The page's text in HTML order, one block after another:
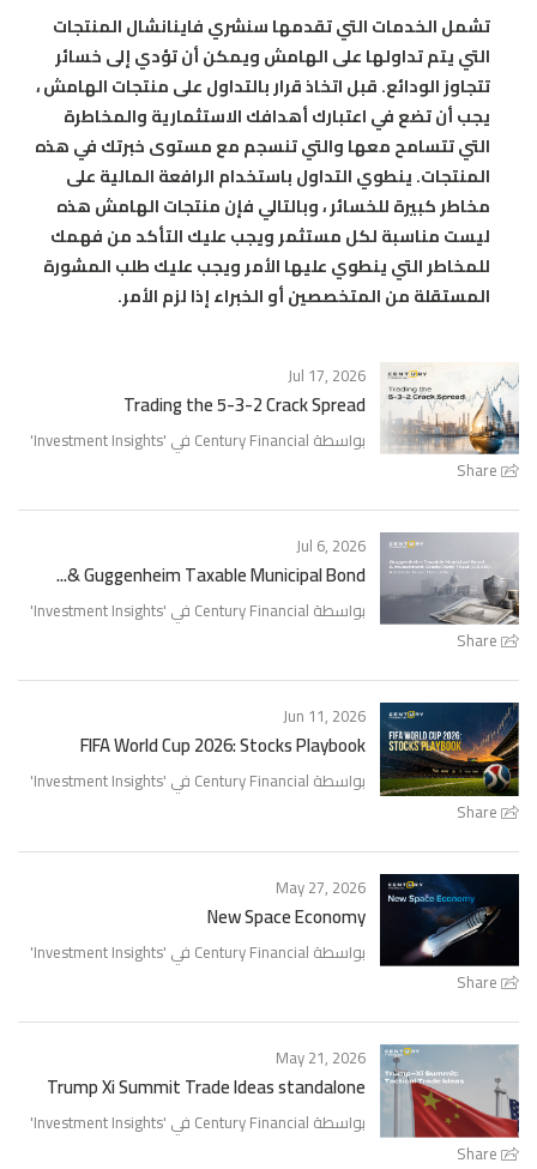
تشمل الخدمات التي تقدمها سنشري فاينانشال المنتجات
التي يتم تداولها على الهامش ويمكن أن تؤدي إلى خسائر
تتجاوز الودائع. قبل اتخاذ قرار بالتداول على منتجات الهامش ،
يجب أن تضع في اعتبارك أهدافك الاستثمارية والمخاطرة
التي تتسامح معها والتي تنسجم مع مستوى خبرتك في هذه
المنتجات. ينطوي التداول باستخدام الرافعة المالية على
مخاطر كبيرة للخسائر ، وبالتالي فإن منتجات الهامش هذه
ليست مناسبة لكل مستثمر ويجب عليك التأكد من فهمك
للمخاطر التي ينطوي عليها الأمر ويجب عليك طلب المشورة
المستقلة من المتخصصين أو الخبراء إذا لزم الأمر.
Share
Jul 17, 2026
Trading the 5-3-2 Crack Spread
بواسطة Century Financial في ' Investment Insights
'
Share
Jul 6, 2026
Guggenheim Taxable Municipal Bond &...
بواسطة Century Financial في ' Investment Insights
'
Share
Jun 11, 2026
FIFA World Cup 2026: Stocks Playbook
بواسطة Century Financial في ' Investment Insights
'
Share
May 27, 2026
New Space Economy
بواسطة Century Financial في ' Investment Insights
'
Share
May 21, 2026
Trump Xi Summit Trade Ideas standalone
بواسطة Century Financial في ' Investment Insights
'